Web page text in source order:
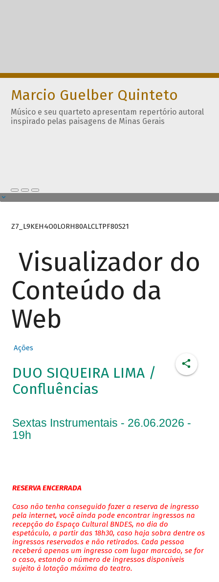
Marcio Guelber Quinteto
Músico e seu quarteto apresentam repertório autoral
inspirado pelas paisagens de Minas Gerais
Z7_L9KEH4O0LORH80ALCLTPF80S21
Visualizador do
Conteúdo da
Web
Ações
DUO SIQUEIRA LIMA /
Confluências
Sextas Instrumentais - 26.06.2026 -
19h
RESERVA ENCERRADA
Caso não tenha conseguido fazer a reserva de ingresso
pela internet, você ainda pode encontrar ingressos na
recepção do Espaço Cultural BNDES, no dia do
espetáculo, a partir das 18h30, caso haja sobra dentre os
ingressos reservados e não retirados. Cada pessoa
receberá apenas um ingresso com lugar marcado, se for
o caso, estando o número de ingressos disponíveis
sujeito à lotação máxima do teatro.